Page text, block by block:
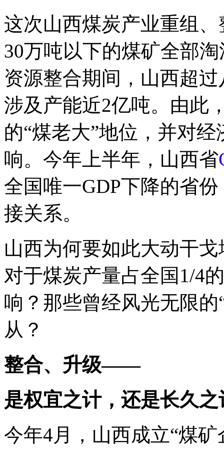
这次山西煤炭产业重组
30万吨以下的煤矿全部
资源整合期间，山西超
涉及产能近2亿吨。由此
的“煤老大”地位，并对
响。今年上半年，山西省
全国唯一GDP下降的省
接关系。
山西为何要如此大动干
对于煤炭产量占全国1/4
响？那些曾经风光无限
从？
整合、升级——
是权宜之计，还是长久之
今年4月，山西成立“煤